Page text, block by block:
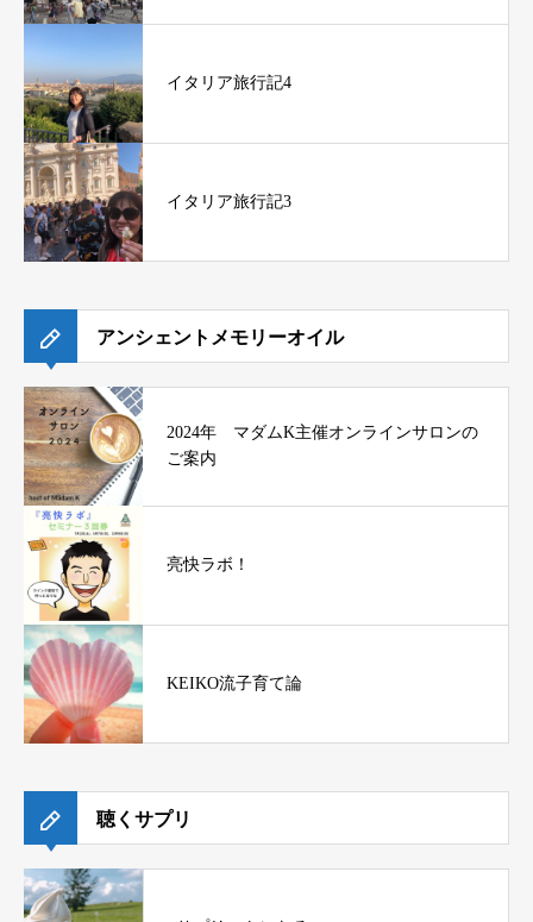
イタリア旅行記4
イタリア旅行記3
アンシェントメモリーオイル
2024年 マダムK主催オンラインサロンの
ご案内
亮快ラボ！
KEIKO流子育て論
聴くサプリ